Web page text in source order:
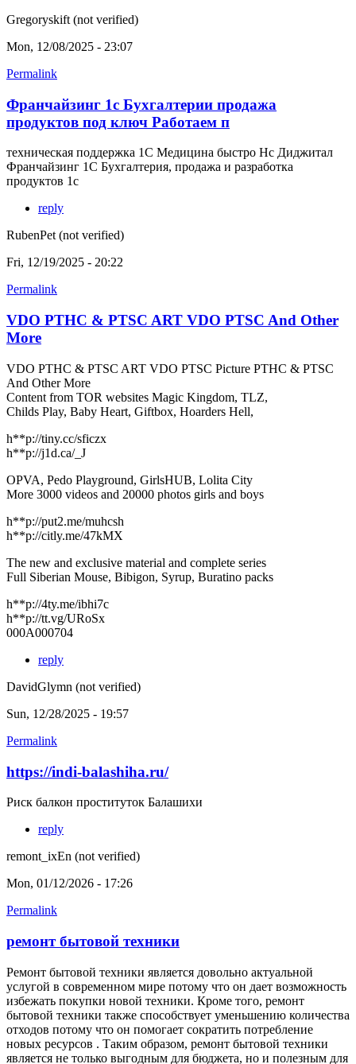
Gregoryskift (not verified)
Mon, 12/08/2025 - 23:07
Permalink
Франчайзинг 1с Бухгалтерии продажа
продуктов под ключ Работаем п
техническая поддержка 1С Медицина быстро Нс Диджитал
Франчайзинг 1С Бухгалтерия, продажа и разработка
продуктов 1с
reply
RubenPet (not verified)
Fri, 12/19/2025 - 20:22
Permalink
VDO PTHC & PTSC ART VDO PTSC And Other
More
VDO PTHC & PTSC ART VDO PTSC Picture PTHC & PTSC
And Other More
Content from TOR websites Magic Kingdom, TLZ,
Childs Play, Baby Heart, Giftbox, Hoarders Hell,
h**p://tiny.cc/sficzx
h**p://j1d.ca/_J
OPVA, Pedo Playground, GirlsHUB, Lolita City
More 3000 videos and 20000 photos girls and boys
h**p://put2.me/muhcsh
h**p://citly.me/47kMX
The new and exclusive material and complete series
Full Siberian Mouse, Bibigon, Syrup, Buratino packs
h**p://4ty.me/ibhi7c
h**p://tt.vg/URoSx
000A000704
reply
DavidGlymn (not verified)
Sun, 12/28/2025 - 19:57
Permalink
https://indi-balashiha.ru/
Риск балкон проституток Балашихи
reply
remont_ixEn (not verified)
Mon, 01/12/2026 - 17:26
Permalink
ремонт бытовой техники
Ремонт бытовой техники является довольно актуальной
услугой в современном мире потому что он дает возможность
избежать покупки новой техники. Кроме того, ремонт
бытовой техники также способствует уменьшению количества
отходов потому что он помогает сократить потребление
новых ресурсов . Таким образом, ремонт бытовой техники
является не только выгодным для бюджета, но и полезным для